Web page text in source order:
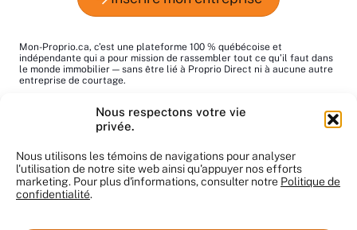
Nous respectons votre vie
privée.
Nous utilisons les témoins de navigations pour analyser
l'utilisation de notre site web ainsi qu'appuyer nos efforts
marketing. Pour plus d'informations, consulter notre Politique de
confidentialité.
Mon-Proprio.ca, c’est une plateforme 100 % québécoise et
indépendante qui a pour mission de rassembler tout ce qu’il faut dans
le monde immobilier — sans être lié à Proprio Direct ni à aucune autre
entreprise de courtage.
but : vous aider à trouver les bons pros au bon moment!
notre autorisation. Merci de respecter notre travail.